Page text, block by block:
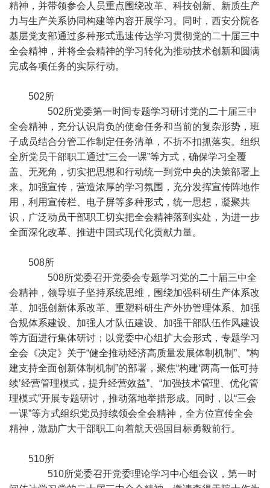
精神，并带领参会人员重点围绕改革、科技创新、新质生产
力与生产关系协同构建等内容开展学习。同时，西安分院各
基层党支部通过多种形式迅速传达学习贯彻党的二十届三中
全会精神，并将全会精神的学习转化为推动技术创新和圆满
完成各项任务的实际行动。
502所
502所党委第一时间专题学习研讨党的二十届三中
全会精神，充分认识肩负的使命任务和当前的复杂形势，班
子成员结合分管工作制定任务清单，不折不扣抓落实。组织
全所党员干部职工通过“三会一课”等方式，确保学习全覆
盖、无死角，切实把思想和行动统一到党中央的决策部署上
来。加强宣传，营造浓厚的学习氛围，充分发挥宣传阵地作
用，利用宣传栏、电子屏等多种形式，统一思想，凝聚共
识，广泛动员干部职工切实把全会精神落到实处，为进一步
全面深化改革、推进中国式现代化贡献力量。
508所
508所党委召开党委会专题学习党的二十届三中全
会精神，领导班子坚持系统思维，围绕加强科研生产体系改
革、加强创新体系改革、重塑科研生产外协管理体系、加强
合规体系建设、加强人才队伍建设、加强干部队伍作风建设
等方面进行集体研讨；以党委中心组扩大会形式，专题学习
全会《决定》关于“健全推动经济高质量发展体制机制”、“构
建支持全面创新体制机制”的部署，聚焦“构建‘两高一低可持
续’经营管理模式，提升经营效益”、“加强技术管理、优化管
理模式”开展专题研讨，推动落地举措形成。同时，以“三会
一课”等方式组织党员持续领会全会精神，全方位宣传全会
精神，激励广大干部职工向着航天强国目标勇毅前行。
510所
510所党委召开党委理论学习中心组会议，第一时